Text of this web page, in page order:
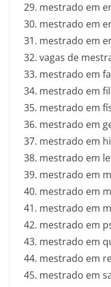
mestrado em
mestrado em
mestrado em
vagas de
mestrado em
mestrado em
mestrado em
mestrado em
mestrado em
mestrado em
mestrado em
mestrado em
mestrado em
mestrado em
mestrado em
mestrado em
mestrado em